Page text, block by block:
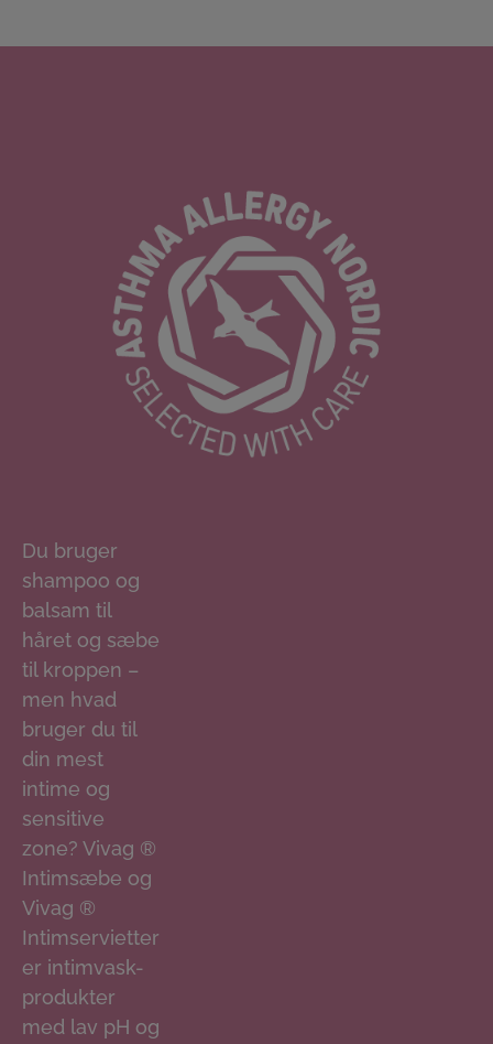
Du bruger
shampoo og
balsam til
håret og sæbe
til kroppen –
men hvad
bruger du til
din mest
intime og
sensitive
zone? Vivag ®
Intimsæbe og
Vivag ®
Intimservietter
er intimvask-
produkter
med lav pH og